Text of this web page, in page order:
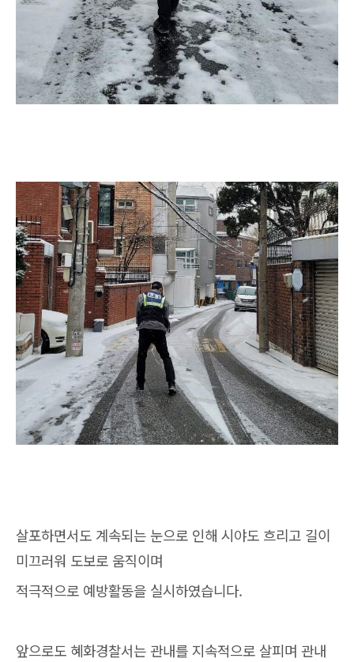
살포하면서도 계속되는 눈으로 인해 시야도 흐리고 길이
미끄러워 도보로 움직이며
적극적으로 예방활동을 실시하였습니다.
앞으로도 혜화경찰서는 관내를 지속적으로 살피며 관내